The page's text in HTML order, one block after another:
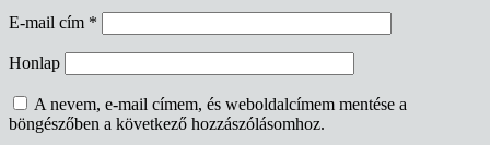
E-mail cím *
Honlap
A nevem, e-mail címem, és weboldalcímem mentése a
böngészőben a következő hozzászólásomhoz.